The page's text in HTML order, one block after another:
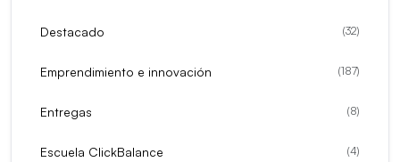
Destacado (32)
Emprendimiento e innovación (187)
Entregas (8)
Escuela ClickBalance (4)